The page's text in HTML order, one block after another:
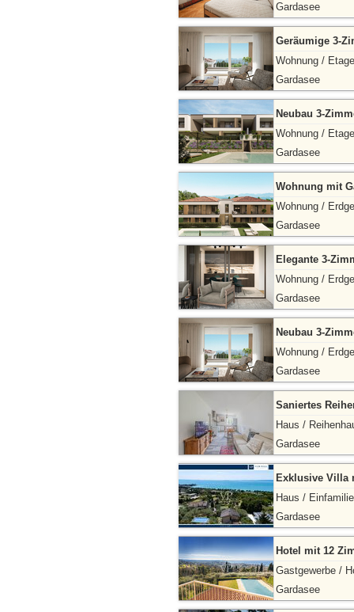
Gardasee
Geräumige 3-
Wohnung / Etage
Gardasee
Neubau 3-
Wohnung / Etage
Gardasee
Wohnung mit
Wohnung /
Gardasee
Elegante 3-
Wohnung /
Gardasee
Neubau 3-
Wohnung /
Gardasee
Saniertes
Haus /
Gardasee
Exklusive Villa
Haus /
Gardasee
Hotel mit 12
Gastgewerbe /
Gardasee